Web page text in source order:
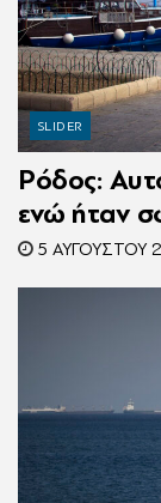
SLIDER
Ρόδος:
ενώ ήταν
κανονικά
5 ΑΥΓΟΎΣΤΟΥ